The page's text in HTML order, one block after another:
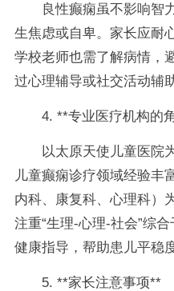
良性癫痫虽不影响智
生焦虑或自卑。家长应耐
学校老师也需了解病情，
过心理辅导或社交活动辅
4. **专业医疗机构的
以太原天使儿童医院
儿童癫痫诊疗领域经验丰
内科、康复科、心理科）
注重“生理-心理-社会”综
健康指导，帮助患儿平稳
5. **家长注意事项**